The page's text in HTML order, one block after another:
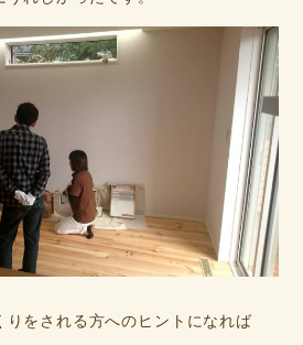
りをされる方へのヒントになれば